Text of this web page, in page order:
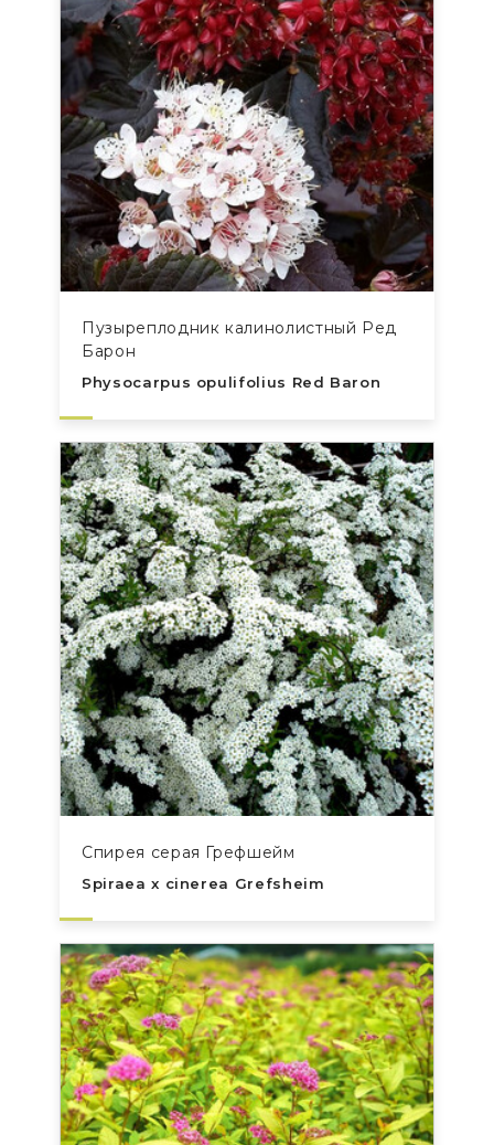
Пузыреплодник калинолистный Ред
Барон
Physocarpus opulifolius Red Baron
Спирея серая Грефшейм
Spiraea x cinerea Grefsheim